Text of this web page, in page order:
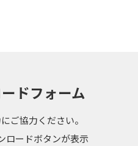
ドフォーム
ご協力ください。
ロードボタンが表示